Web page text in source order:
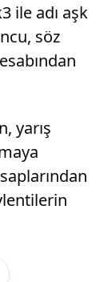
ile adı aşk
söz
yarış